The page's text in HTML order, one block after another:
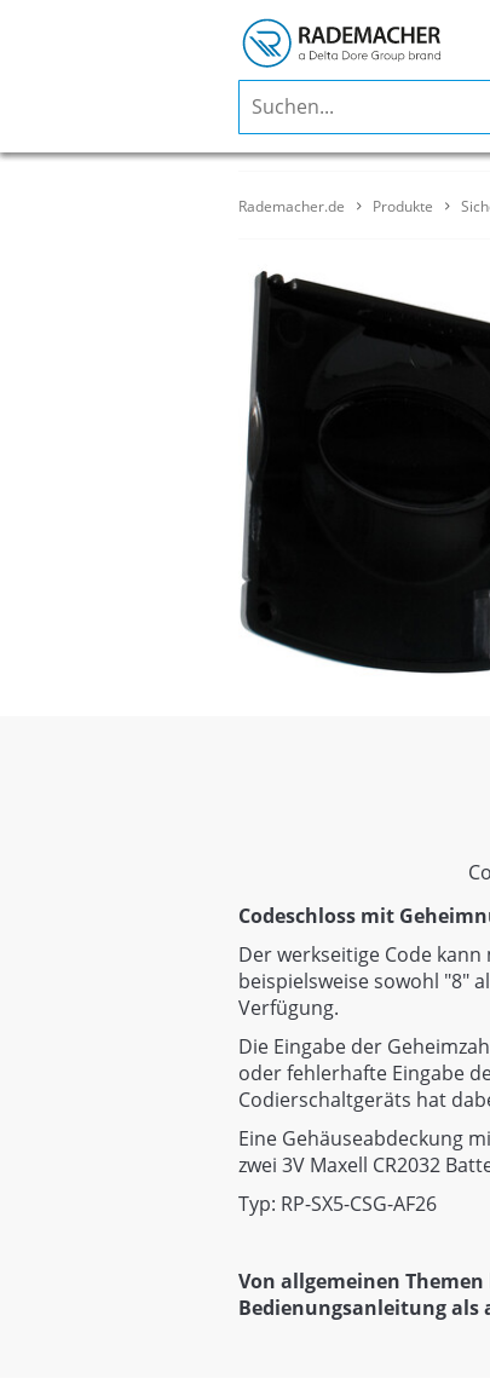
Rademacher.de Produkte
Codeschloss mit
Der werkseitige Code
beispielsweise sowohl "8"
Verfügung.
Die Eingabe der
oder fehlerhafte Eingabe
Codierschaltgeräts hat
Eine Gehäuseabdeckung
zwei 3V Maxell CR2032
Typ: RP-SX5-CSG-AF26
Von allgemeinen
Bedienungsanleitung als